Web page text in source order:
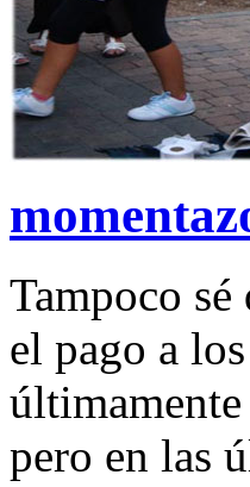
Tampoco sé
el pago a
pero en las